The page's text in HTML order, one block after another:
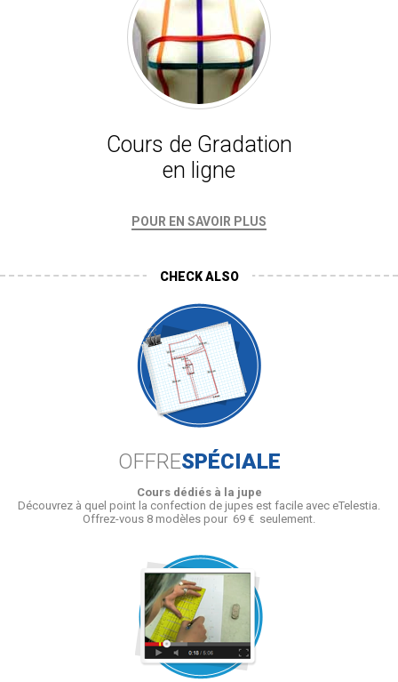
Cours de Gradation
en ligne
POUR EN SAVOIR PLUS
CHECK ALSO
OFFRESPÉCIALE
Cours dédiés à la jupe
Découvrez à quel point la confection de jupes est facile avec eTelestia.
Offrez-vous 8 modèles pour 69 € seulement.